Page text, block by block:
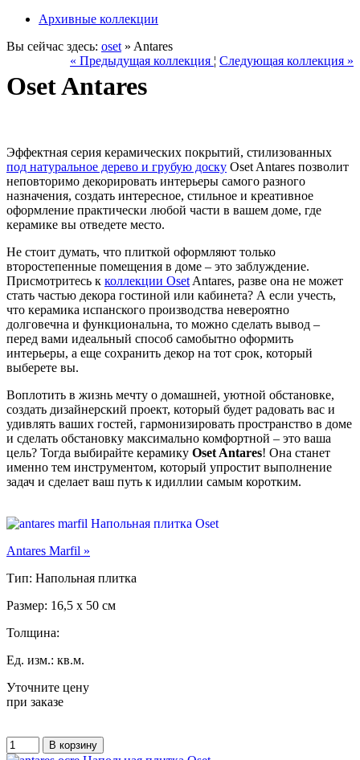
Архивные коллекции
Вы сейчас здесь: oset » Antares
« Предыдущая коллекция ¦ Следующая коллекция »
Oset Antares
Эффектная серия керамических покрытий, стилизованных
под натуральное дерево и грубую доску Oset Antares позволит
неповторимо декорировать интерьеры самого разного
назначения, создать интересное, стильное и креативное
оформление практически любой части в вашем доме, где
керамике вы отведете место.
Не стоит думать, что плиткой оформляют только
второстепенные помещения в доме – это заблуждение.
Присмотритесь к коллекции Oset Antares, разве она не может
стать частью декора гостиной или кабинета? А если учесть,
что керамика испанского производства невероятно
долговечна и функциональна, то можно сделать вывод –
перед вами идеальный способ самобытно оформить
интерьеры, а еще сохранить декор на тот срок, который
выберете вы.
Воплотить в жизнь мечту о домашней, уютной обстановке,
создать дизайнерский проект, который будет радовать вас и
удивлять ваших гостей, гармонизировать пространство в доме
и сделать обстановку максимально комфортной – это ваша
цель? Тогда выбирайте керамику Oset Antares! Она станет
именно тем инструментом, который упростит выполнение
задач и сделает ваш путь к идиллии самым коротким.
Antares Marfil »
Тип: Напольная плитка
Размер: 16,5 x 50 см
Толщина:
Ед. изм.: кв.м.
Уточните цену
при заказе